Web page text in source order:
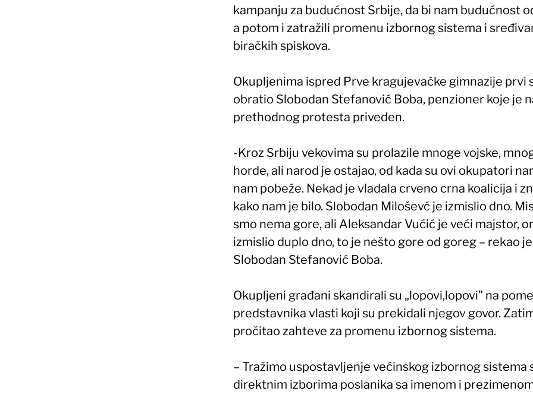
kampanju za budućnost Srbije, da bi nam budućnost
a potom i zatražili promenu izbornog sistema i
biračkih spiskova.
Okupljenima ispred Prve kragujevačke gimnazije prvi
obratio Slobodan Stefanović Boba, penzioner koje je
prethodnog protesta priveden.
-Kroz Srbiju vekovima su prolazile mnoge vojske,
horde, ali narod je ostajao, od kada su ovi okupatori
nam pobeže. Nekad je vladala crveno crna koalicija i
kako nam je bilo. Slobodan Miloševć je izmislio dno.
smo nema gore, ali Aleksandar Vućić je veći majstor,
izmislio duplo dno, to je nešto gore od goreg – rekao je
Slobodan Stefanović Boba.
Okupljeni građani skandirali su „lopovi,lopovi” na
predstavnika vlasti koji su prekidali njegov govor.
pročitao zahteve za promenu izbornog sistema.
– Tražimo uspostavljenje većinskog izbornog sistema
direktnim izborima poslanika sa imenom i